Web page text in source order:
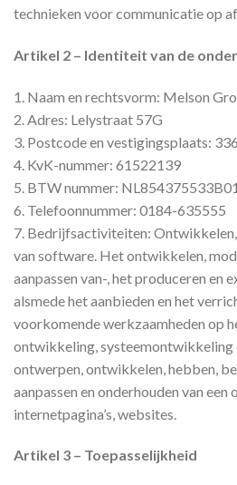
technieken voor communicatie op
Artikel 2 – Identiteit van de
1. Naam en rechtsvorm: Melson
2. Adres: Lelystraat 57G
3. Postcode en vestigingsplaats:
4. KvK-nummer: 61522139
5. BTW nummer: NL854375533B01
6. Telefoonnummer: 0184-635555
7. Bedrijfsactiviteiten:
van software. Het ontwikkelen,
aanpassen van-, het produceren en
alsmede het aanbieden en het
voorkomende werkzaamheden op
ontwikkeling, systeemontwikkeling
ontwerpen, ontwikkelen, hebben,
aanpassen en onderhouden van een
internetpagina’s, websites.
Artikel 3 – Toepasselijkheid